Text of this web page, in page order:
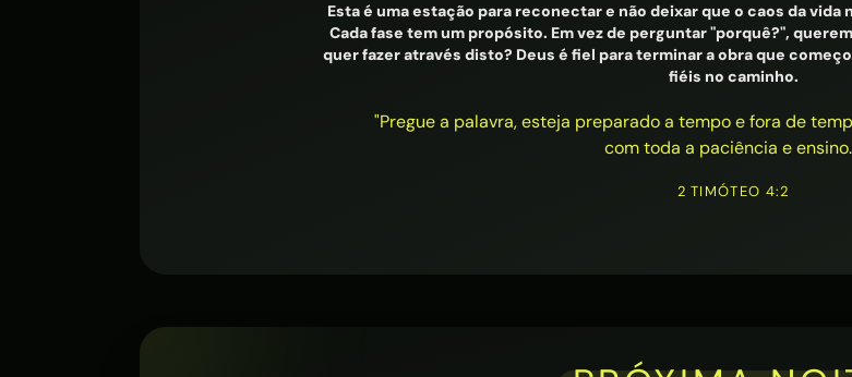
Esta é uma estação para reconectar e não deixar que o caos da
Cada fase tem um propósito. Em vez de perguntar "porquê?",
quer fazer através disto? Deus é fiel para terminar a obra que
fiéis no caminho.
"Pregue a palavra, esteja preparado a tempo e fora de
com toda a paciência e
2 TIMÓTEO 4:2